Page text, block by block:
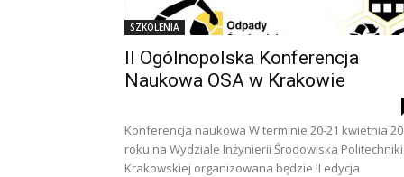
SZKOLENIA
II Ogólnopolska Konferencja
Naukowa OSA w Krakowie
Konferencja naukowa W terminie 20-21 kwietnia
roku na Wydziale Inżynierii Środowiska Politechniki
Krakowskiej organizowana będzie II edycja